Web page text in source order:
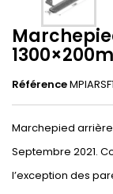
Référence
Marchepied arrière
Septembre 2021.
l’exception des